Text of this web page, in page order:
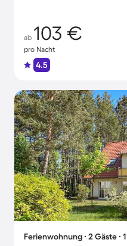
ab 103 €
pro Nacht
4.5
Ferienwohnung ∙ 2 Gäste ∙